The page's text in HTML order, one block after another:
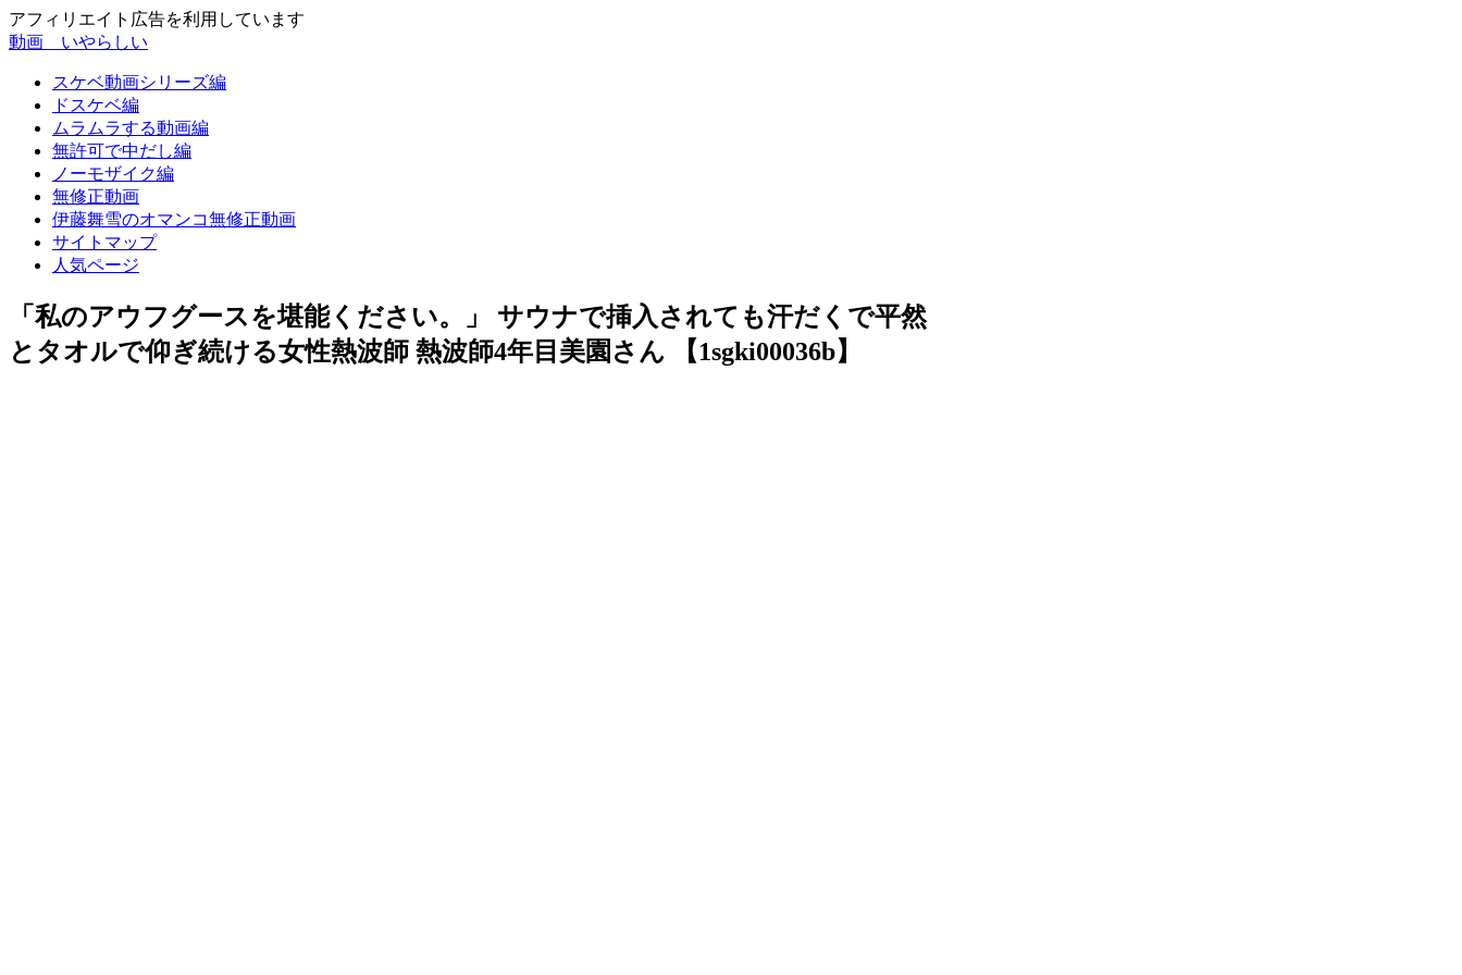
アフィリエイト広告を利用しています
動画 いやらしい
スケベ動画シリーズ編
ドスケベ編
ムラムラする動画編
無許可で中だし編
ノーモザイク編
無修正動画
伊藤舞雪のオマンコ無修正動画
サイトマップ
人気ページ
「私のアウフグースを堪能ください。」 サウナで挿入されても汗だくで平然
とタオルで仰ぎ続ける女性熱波師 熱波師4年目美園さん 【1sgki00036b】